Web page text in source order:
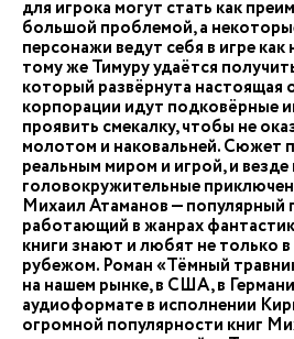
для игрока могут стать как
большой проблемой, а
персонажи ведут себя в игре
тому же Тимуру удаётся
который развёрнута настоящая
корпорации идут подковёрные
проявить смекалку, чтобы не
молотом и наковальней. Сюжет
реальным миром и игрой, и
головокружительные
Михаил Атаманов — популярный
работающий в жанрах
книги знают и любят не только в
рубежом. Роман «Тёмный
на нашем рынке, в США, в
аудиоформате в исполнении
огромной популярности книг